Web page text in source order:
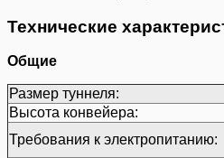
Технические
Общие
Размер туннеля:
Высота конвейера:
Требования к электропитанию: